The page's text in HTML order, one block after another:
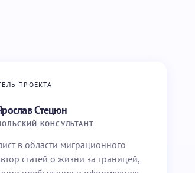
ПРОЕКТА
Стецюн
КОНСУЛЬТАНТ
в области миграционного
статей о жизни за границей,